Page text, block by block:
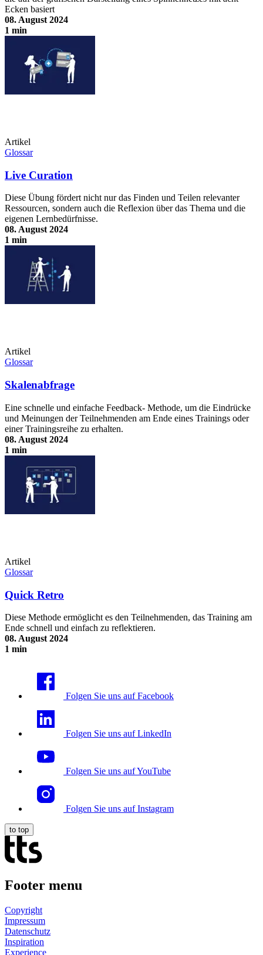
Ecken basiert
08. August 2024
1 min
Artikel
Glossar
Live Curation
Diese Übung fördert nicht nur das Finden und Teilen relevanter
Ressourcen, sondern auch die Reflexion über das Thema und die
eigenen Lernbedürfnisse.
08. August 2024
1 min
Artikel
Glossar
Skalenabfrage
Eine schnelle und einfache Feedback- Methode, um die Eindrücke
und Meinungen der Teilnehmenden am Ende eines Trainings oder
einer Trainingsreihe zu erhalten.
08. August 2024
1 min
Artikel
Glossar
Quick Retro
Diese Methode ermöglicht es den Teilnehmenden, das Training am
Ende schnell und einfach zu reflektieren.
08. August 2024
1 min
Folgen Sie uns auf Facebook
Folgen Sie uns auf LinkedIn
Folgen Sie uns auf YouTube
Folgen Sie uns auf Instagram
to top
Footer menu
Copyright
Impressum
Datenschutz
Inspiration
Experience